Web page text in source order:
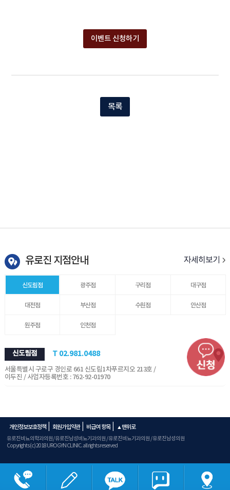
이벤트 신청하기
목록
유로진 지점안내 자세히보기
신도림점 광주점 구리점 대구점
대전점 부산점 수원점 안산점
원주점 인천점
신도림점 T 02.981.0488
서울특별시 구로구 경인로 661 신도림1차푸르지오 213호 /
이두진 / 사업자등록번호 : 762-92-01970
개인정보보호정책| 회원가입약관| 비급여 항목| ▲맨위로
유로진비뇨의학과의원/ 유로진남성비뇨기과의원 / 유로진비뇨기과의원 / 유로진남성의원
Copyrights (c) 2018 UROGYN CLINIC. all rights reserved